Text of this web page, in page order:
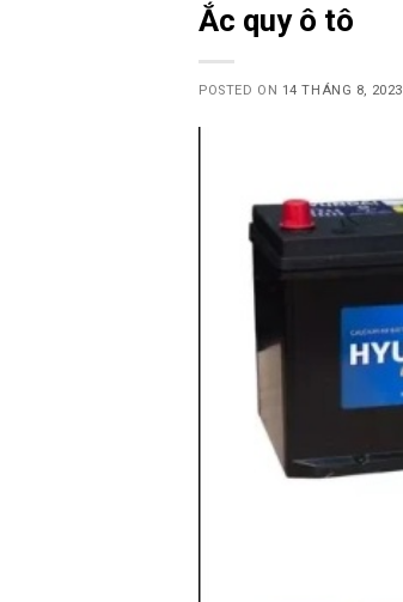
Ắc quy ô tô
POSTED ON 14 THÁNG 8, 2023